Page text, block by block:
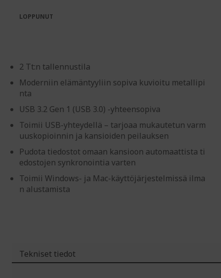
images
gallery
the
images
2 Tt:n tallennustila
Moderniin elämäntyyliin sopiva kuvioitu metallipi
nta
USB 3.2 Gen 1 (USB 3.0) -yhteensopiva
Toimii USB-yhteydellä – tarjoaa mukautetun varm
uuskopioinnin ja kansioiden peilauksen
Pudota tiedostot omaan kansioon automaattista ti
edostojen synkronointia varten
Toimii Windows- ja Mac-käyttöjärjestelmissä ilma
n alustamista
LOPPUNUT
Tekniset tiedot